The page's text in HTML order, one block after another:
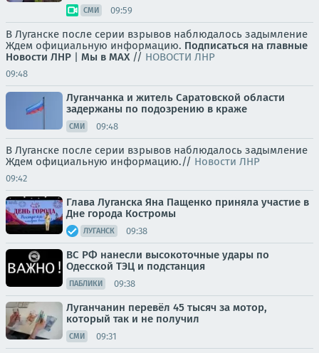
СМИ 09:59
В Луганске после серии взрывов наблюдалось задымление
Ждем официальную информацию. Подписаться на главные
Новости ЛНР | Мы в MAX // НОВОСТИ ЛНР
09:48
Луганчанка и житель Саратовской области
задержаны по подозрению в краже
СМИ 09:48
В Луганске после серии взрывов наблюдалось задымление
Ждем официальную информацию.// Новости ЛНР
09:42
Глава Луганска Яна Пащенко приняла участие в
Дне города Костромы
ЛУГАНСК 09:38
ВС РФ нанесли высокоточные удары по
Одесской ТЭЦ и подстанция
ПАБЛИКИ 09:38
Луганчанин перевёл 45 тысяч за мотор,
который так и не получил
СМИ 09:31